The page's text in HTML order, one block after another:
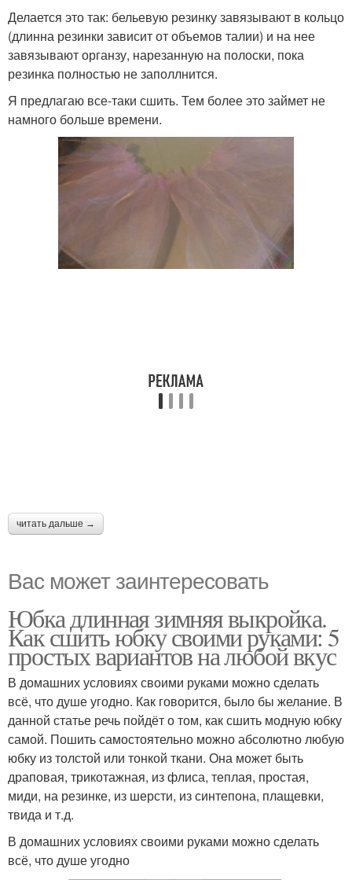
Делается это так: бельевую резинку завязывают в кольцо
(длинна резинки зависит от объемов талии) и на нее
завязывают органзу, нарезанную на полоски, пока
резинка полностью не заполлнится.
Я предлагаю все-таки сшить. Тем более это займет не
намного больше времени.
читать дальше →
Вас может заинтересовать
Юбка длинная зимняя выкройка.
Как сшить юбку своими руками: 5
простых вариантов на любой вкус
В домашних условиях своими руками можно сделать
всё, что душе угодно. Как говорится, было бы желание. В
данной статье речь пойдёт о том, как сшить модную юбку
самой. Пошить самостоятельно можно абсолютно любую
юбку из толстой или тонкой ткани. Она может быть
драповая, трикотажная, из флиса, теплая, простая,
миди, на резинке, из шерсти, из синтепона, плащевки,
твида и т.д.
В домашних условиях своими руками можно сделать
всё, что душе угодно